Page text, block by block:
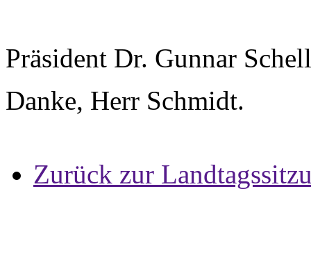
Präsident Dr. Gunnar
Danke, Herr Schmidt.
Zurück zur